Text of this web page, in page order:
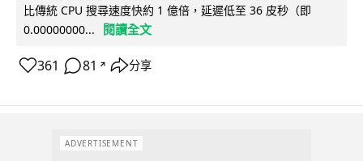
比傳統 CPU 搜尋速度快約 1 億倍，延遲低至 36 皮秒（即
0.00000000...
閱讀全文
361 81 ↗ 分享
ADVERTISEMENT